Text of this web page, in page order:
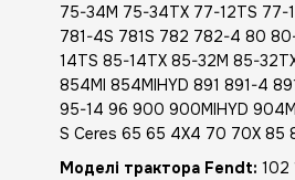
75-34M 75-34TX 77-12TS
781-4S 781S 782 782-4 80
14TS 85-14TX 85-32M 85-
854MI 854MIHYD 891 891-4
95-14 96 900 900MIHYD
S Ceres 65 65 4X4 70 70X 85
Моделі трактора Fendt: 102